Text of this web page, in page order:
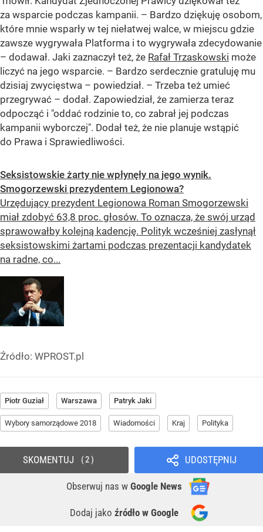
za wsparcie podczas kampanii. – Bardzo dziękuję osobom,
które mnie wsparły w tej niełatwej walce, w miejscu gdzie
zawsze wygrywała Platforma i to wygrywała zdecydowanie
– dodawał. Jaki zaznaczył też, że Rafał Trzaskowski może
liczyć na jego wsparcie. – Bardzo serdecznie gratuluję mu
dzisiaj zwycięstwa – powiedział. – Trzeba też umieć
przegrywać – dodał. Zapowiedział, że zamierza teraz
odpocząć i "oddać rodzinie to, co zabrał jej podczas
kampanii wyborczej". Dodał też, że nie planuje wstąpić
do Prawa i Sprawiedliwości.
Seksistowskie żarty nie wpłynęły na jego wynik.
Smogorzewski prezydentem Legionowa?
Urzędujący prezydent Legionowa Roman Smogorzewski
miał zdobyć 63,8 proc. głosów. To oznacza, że swój urząd
sprawowałby kolejną kadencję. Polityk wcześniej zasłynął
seksistowskimi żartami podczas prezentacji kandydatek
na radne, co...
Źródło: WPROST.pl
Piotr Guział Warszawa Patryk Jaki
Wybory samorządowe 2018 Wiadomości Kraj Polityka
UDOSTĘPNIJ
Obserwuj nas w Google News
Dodaj jako źródło w Google
SKOMENTUJ 2